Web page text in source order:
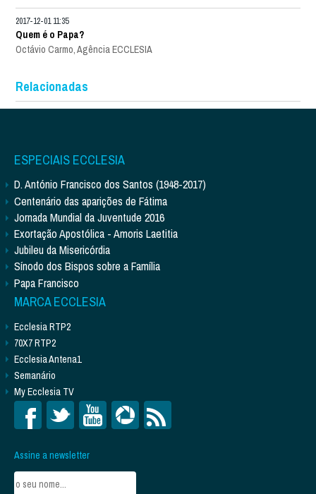
2017-12-01 11:35
Quem é o Papa?
Octávio Carmo, Agência ECCLESIA
Relacionadas
ESPECIAIS ECCLESIA
D. António Francisco dos Santos (1948-2017)
Centenário das aparições de Fátima
Jornada Mundial da Juventude 2016
Exortação Apostólica - Amoris Laetitia
Jubileu da Misericórdia
Sínodo dos Bispos sobre a Família
Papa Francisco
MARCA ECCLESIA
Ecclesia RTP2
70X7 RTP2
Ecclesia Antena1
Semanário
My Ecclesia TV
Assine a newsletter